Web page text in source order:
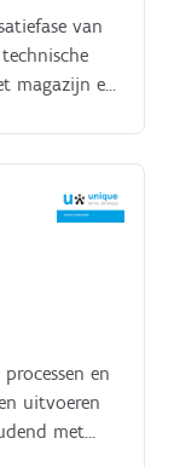
van
magazijn en
met
en
naleven
en
uitvoeren
met